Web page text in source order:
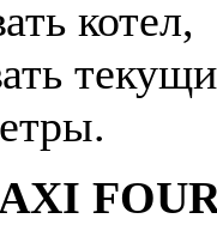
котел,